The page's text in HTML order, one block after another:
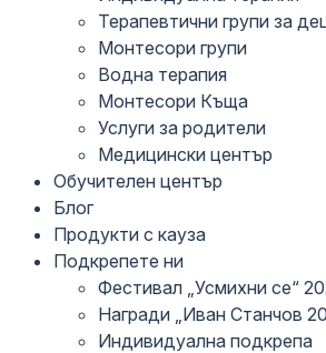
Терапевтични групи за
Монтесори групи
Водна терапия
Монтесори Къща
Услуги за родители
Медицински център
Обучителен център
Блог
Продукти с кауза
Подкрепете ни
Фестивал „Усмихни се“
Награди „Иван Станчов
Индивидуална подкрепа